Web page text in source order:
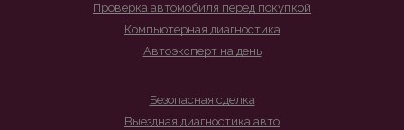
Проверка автомобиля перед покупкой
Компьютерная диагностика
Автоэксперт на день
Безопасная сделка
Выездная диагностика авто